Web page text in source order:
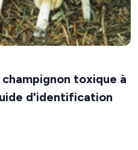
toxique à
d'identification